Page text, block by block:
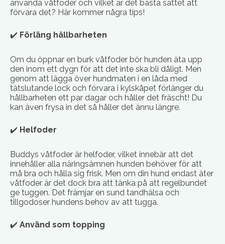
använda våtfoder och vilket är det bästa sättet att
förvara det? Här kommer några tips!
✔️ Förläng hållbarheten
Om du öppnar en burk våtfoder bör hunden äta upp
den inom ett dygn för att det inte ska bli dåligt. Men
genom att lägga över hundmaten i en låda med
tätslutande lock och förvara i kylskåpet förlänger du
hållbarheten ett par dagar och håller det fräscht! Du
kan även frysa in det så håller det ännu längre.
✔️ Helfoder
Buddys våtfoder är helfoder, vilket innebär att det
innehåller alla näringsämnen hunden behöver för att
må bra och hålla sig frisk. Men om din hund endast äter
våtfoder är det dock bra att tänka på att regelbundet
ge tuggen. Det främjar en sund tandhälsa och
tillgodoser hundens behov av att tugga.
✔️ Använd som topping